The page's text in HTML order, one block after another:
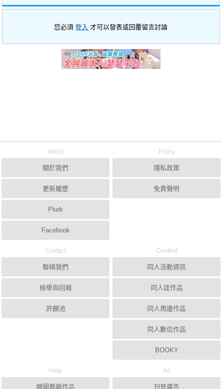
您必須登入 才可以發表或回覆留言討論
About
關於我們
更新履歷
Plurk
Facebook
Policy
隱私政策
免責聲明
Contact
聯絡我們
檢舉與回報
許願池
Content
同人活動資訊
同人誌作品
同人周邊作品
同人數位作品
BOOKY
Help
繪圖藝廊作品
Ad
刊登廣告